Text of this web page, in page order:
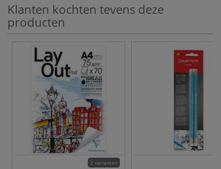
Klanten kochten tevens deze
producten
2 varianten